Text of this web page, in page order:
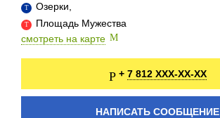
Озерки,
Площадь Мужества
смотреть на карте
+ 7 812 XXX-XX-XX
НАПИСАТЬ СООБЩЕНИЕ